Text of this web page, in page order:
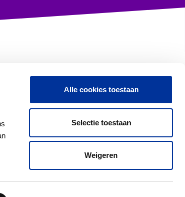
Alle cookies toestaan
Selectie toestaan
Weigeren
Proclaimer & Privacy